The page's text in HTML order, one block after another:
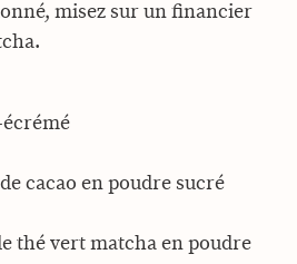
misez sur un financier
écrémé
cacao en poudre sucré
thé vert matcha en poudre